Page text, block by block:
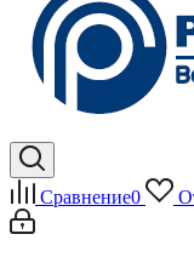
Сравнение0